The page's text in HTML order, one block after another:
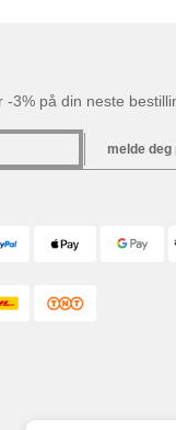
-3% på din neste
melde deg